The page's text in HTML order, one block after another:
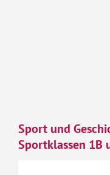
Sport und
Sportklassen 1B